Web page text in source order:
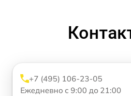
+7 (495) 106-23-05
Ежедневно с 9:00 до 21:00